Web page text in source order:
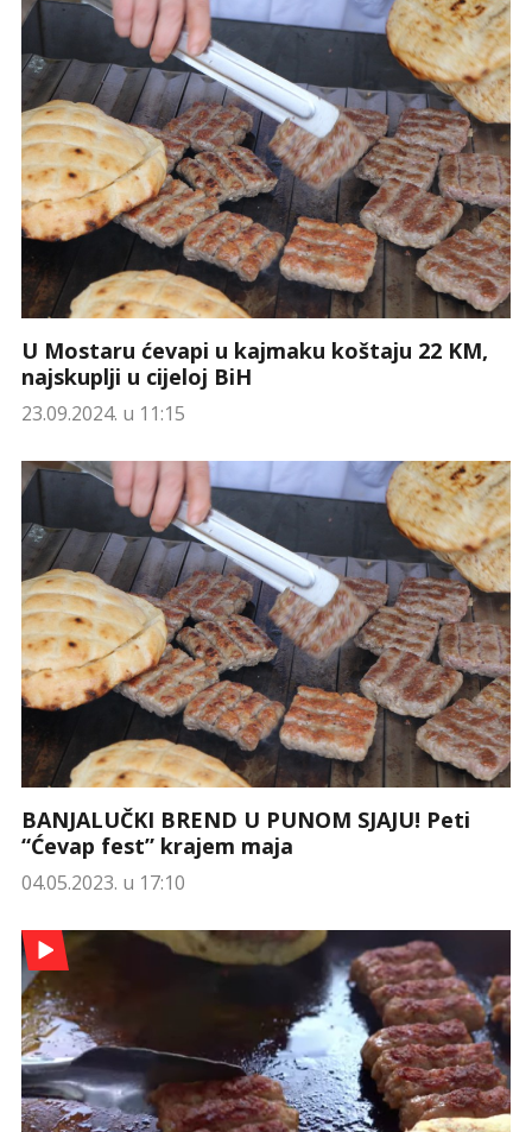
U Mostaru ćevapi u kajmaku koštaju 22 KM,
najskuplji u cijeloj BiH
23.09.2024. u 11:15
BANJALUČKI BREND U PUNOM SJAJU! Peti
“Ćevap fest” krajem maja
04.05.2023. u 17:10